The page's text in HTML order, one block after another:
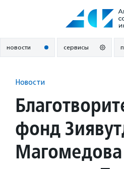
новости сервисы
Новости
фонд